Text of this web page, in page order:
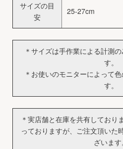
サイズの目
安
25-27cm
＊サイズは手作業による計測
す。
＊お使いのモニターによって
す。
＊実店舗と在庫を共有しており
っておりますが、ご注文頂いた
ざいます